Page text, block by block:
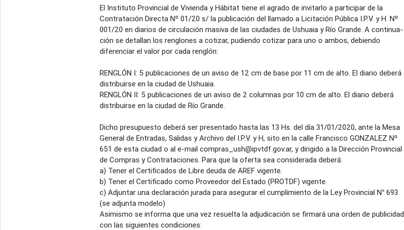
El Instituto Provincial de Vivienda y Hábitat tiene el agrado de invitarlo a participar de la
Contratación Directa Nº 01/20 s/ la publicación del llamado a Licitación Pública I.P.V. y H. Nº
001/20 en diarios de circulación masiva de las ciudades de Ushuaia y Río Grande. A continua-
ción se detallan los renglones a cotizar, pudiendo cotizar para uno o ambos, debiendo
diferenciar el valor por cada renglón:
RENGLÓN I: 5 publicaciones de un aviso de 12 cm de base por 11 cm de alto. El diario deberá
distribuirse en la ciudad de Ushuaia.
RENGLÓN II: 5 publicaciones de un aviso de 2 columnas por 10 cm de alto. El diario deberá
distribuirse en la ciudad de Río Grande.
Dicho presupuesto deberá ser presentado hasta las 13 Hs. del día 31/01/2020, ante la Mesa
General de Entradas, Salidas y Archivo del I.P.V. y H, sito en la calle Francisco GONZALEZ Nº
651 de esta ciudad o al e-mail compras_ush@ipvtdf.gov.ar, y dirigido a la Dirección Provincial
de Compras y Contrataciones. Para que la oferta sea considerada deberá:
a) Tener el Certificados de Libre deuda de AREF vigente.
b) Tener el Certificado como Proveedor del Estado (PROTDF) vigente.
c) Adjuntar una declaración jurada para asegurar el cumplimiento de la Ley Provincial N° 693
(se adjunta modelo)
Asimismo se informa que una vez resuelta la adjudicación se firmará una orden de publicidad
con las siguientes condiciones: